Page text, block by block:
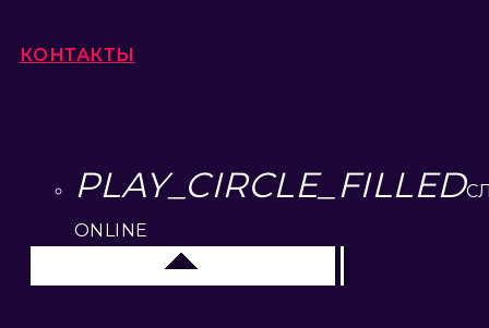
КОНТАКТЫ
PLAY_CIRCLE_FILLED
ONLINE